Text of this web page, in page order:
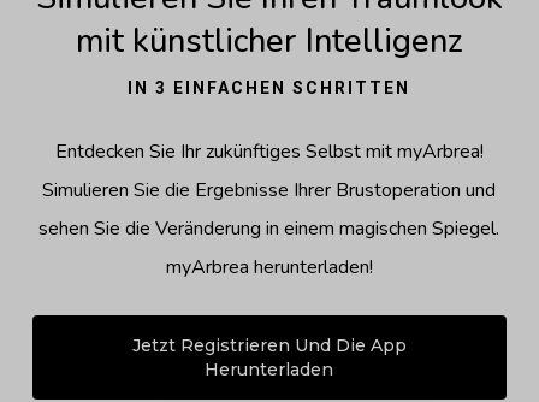
mit künstlicher Intelligenz
IN 3 EINFACHEN SCHRITTEN
Entdecken Sie Ihr zukünftiges Selbst mit myArbrea!
Simulieren Sie die Ergebnisse Ihrer Brustoperation und
sehen Sie die Veränderung in einem magischen Spiegel.
myArbrea herunterladen!
Jetzt Registrieren Und Die App
Herunterladen